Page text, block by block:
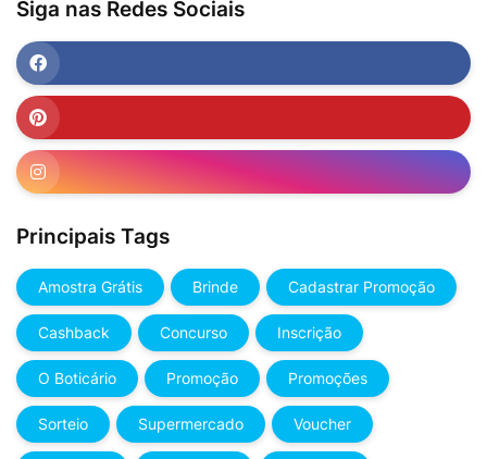
Siga nas Redes Sociais
Principais Tags
Amostra Grátis Brinde Cadastrar Promoção
Cashback Concurso Inscrição
O Boticário Promoção Promoções
Sorteio Supermercado Voucher